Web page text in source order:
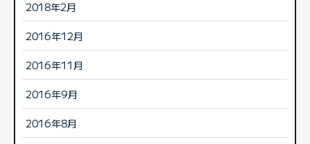
2018年2月
2016年12月
2016年11月
2016年9月
2016年8月